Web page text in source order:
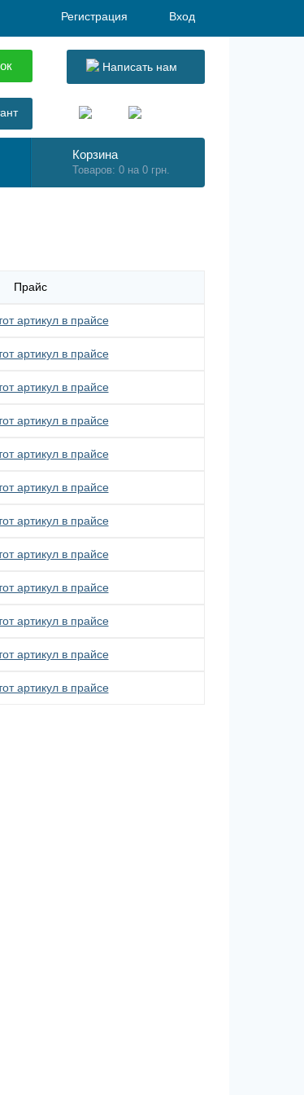
Регистрация Вход
Написать нам
Корзина
Товаров: 0 на 0 грн.
Прайс
артикул в прайсе
артикул в прайсе
артикул в прайсе
артикул в прайсе
артикул в прайсе
артикул в прайсе
артикул в прайсе
артикул в прайсе
артикул в прайсе
артикул в прайсе
артикул в прайсе
артикул в прайсе